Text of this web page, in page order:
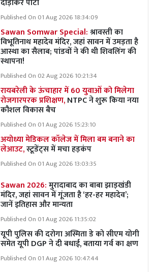
दौड़ाकर पीटा
Published On 01 Aug 2026 18:34:09
Sawan Somwar Special:श्रावस्ती का
विभूतिनाथ महादेव मंदिर, जहां सावन में उमड़ता है
आस्था का सैलाब; पांडवों ने की थी शिवलिंग की
स्थापना!
Published On 02 Aug 2026 10:21:34
रायबरेली के ऊंचाहार में 60 युवाओं को मिलेगा
रोजगारपरक प्रशिक्षण,NTPC ने शुरू किया नया
कौशल विकास बैच
Published On 01 Aug 2026 15:23:10
अयोध्या मेडिकल कॉलेज में मिला बम बनाने का
लेआउट,स्टूडेंट्स में मचा हड़कंप
Published On 01 Aug 2026 13:03:35
Sawan 2026:मुरादाबाद का बाबा झाड़खंडी
मंदिर, जहां सावन में गूंजता है ‘हर-हर महादेव’;
जानें इतिहास और मान्यता
Published On 01 Aug 2026 11:35:02
यूपी पुलिस की दरोगा अस्मिता डे को सीएम योगी
समेत यूपी DGP ने दी बधाई, बताया गर्व का क्षण
Published On 01 Aug 2026 10:47:44